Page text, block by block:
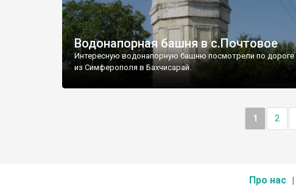
Водонапорная башня в с.Почтовое
Интересную водонапорную башню посмотрели по дороге
из Симферополя в Бахчисарай.
1 2
Про нас